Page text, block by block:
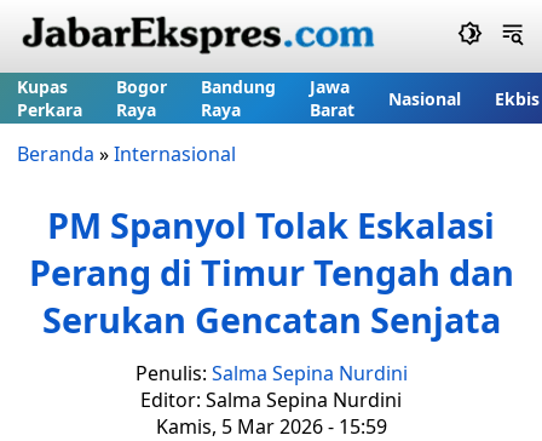
Kupas
Perkara
Bogor
Raya
Bandung
Raya
Jawa
Barat
Nasional Ekbis
Beranda »Internasional
PM Spanyol Tolak Eskalasi
Perang di Timur Tengah dan
Serukan Gencatan Senjata
Penulis: Salma Sepina Nurdini
Editor: Salma Sepina Nurdini
Kamis, 5 Mar 2026 - 15:59